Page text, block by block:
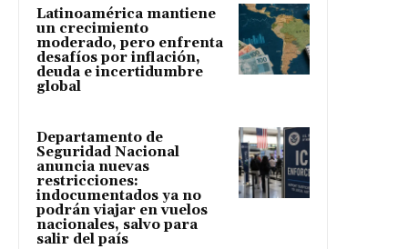
Latinoamérica mantiene
un crecimiento
moderado, pero enfrenta
desafíos por inflación,
deuda e incertidumbre
global
Departamento de
Seguridad Nacional
anuncia nuevas
restricciones:
indocumentados ya no
podrán viajar en vuelos
nacionales, salvo para
salir del país